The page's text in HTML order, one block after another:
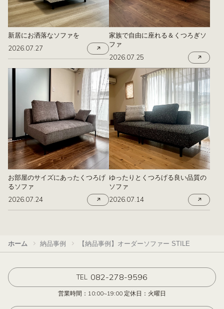
新居にお洒落なソファを
2026.07.27
家族で自由に座れる＆くつろぎソ
ファ
2026.07.25
お部屋のサイズにあったくつろげ
るソファ
2026.07.24
ゆったりとくつろげる良い品質の
ソファ
2026.07.14
ホーム 納品事例 【納品事例】オーダーソファー STILE
TEL 082-278-9596
営業時間：10:00~19:00 定休日：火曜日